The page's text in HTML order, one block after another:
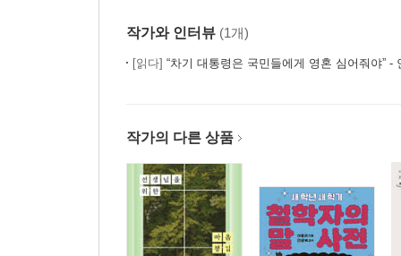
성공과 실패에 초연하라 - 친닝추
운명에 맞서는 소박한 품격 - 칼 야스퍼스
작가와 인터뷰 (1개)
[읽다] “차기 대통령은 국민들에게 영혼 심어줘야” - 안광
작가의 다른 상품